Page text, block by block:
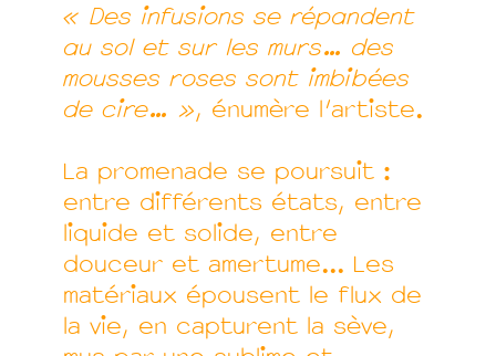
« Des infusions se répandent
au sol et sur les murs… des
mousses roses sont imbibées
de cire… », énumère l’artiste.
La promenade se poursuit :
entre différents états, entre
liquide et solide, entre
douceur et amertume... Les
matériaux épousent le flux de
la vie, en capturent la sève,